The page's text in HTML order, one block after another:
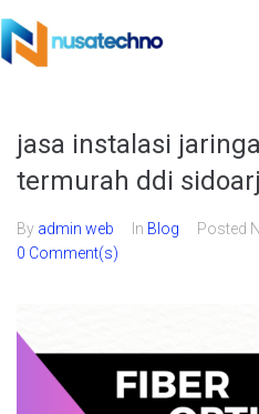
jasa instalasi
termurah ddi
By admin web In Blog Posted
0 Comment(s)